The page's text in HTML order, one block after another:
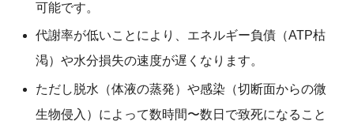
可能です。
代謝率が低いことにより、エネルギー負債（ATP枯
渇）や水分損失の速度が遅くなります。
ただし脱水（体液の蒸発）や感染（切断面からの微
生物侵入）によって数時間〜数日で致死になること